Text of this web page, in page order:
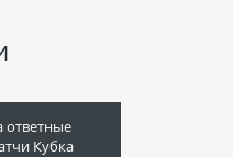
ответные
Кубка